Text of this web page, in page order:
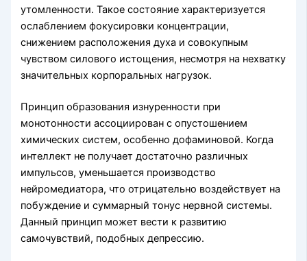
утомленности. Такое состояние характеризуется
ослаблением фокусировки концентрации,
снижением расположения духа и совокупным
чувством силового истощения, несмотря на нехватку
значительных корпоральных нагрузок.
Принцип образования изнуренности при
монотонности ассоциирован с опустошением
химических систем, особенно дофаминовой. Когда
интеллект не получает достаточно различных
импульсов, уменьшается производство
нейромедиатора, что отрицательно воздействует на
побуждение и суммарный тонус нервной системы.
Данный принцип может вести к развитию
самочувствий, подобных депрессию.